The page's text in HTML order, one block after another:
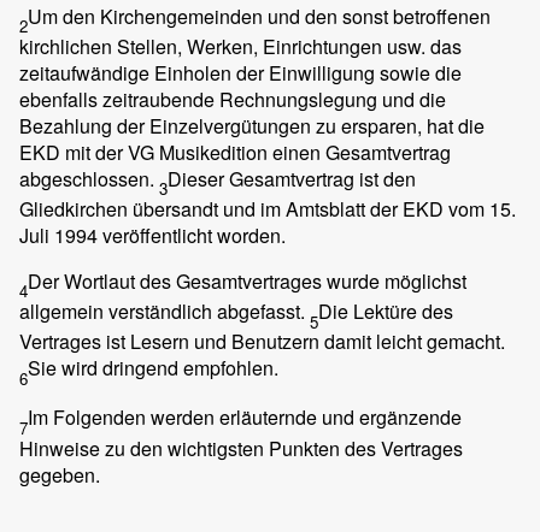
2Um den Kirchengemeinden und den sonst betroffenen
kirchlichen Stellen, Werken, Einrichtungen usw. das
zeitaufwändige Einholen der Einwilligung sowie die
ebenfalls zeitraubende Rechnungslegung und die
Bezahlung der Einzelvergütungen zu ersparen, hat die
EKD mit der VG Musikedition einen Gesamtvertrag
abgeschlossen. 3Dieser Gesamtvertrag ist den
Gliedkirchen übersandt und im Amtsblatt der EKD vom 15.
Juli 1994 veröffentlicht worden.
4Der Wortlaut des Gesamtvertrages wurde möglichst
allgemein verständlich abgefasst. 5Die Lektüre des
Vertrages ist Lesern und Benutzern damit leicht gemacht.
6Sie wird dringend empfohlen.
7Im Folgenden werden erläuternde und ergänzende
Hinweise zu den wichtigsten Punkten des Vertrages
gegeben.